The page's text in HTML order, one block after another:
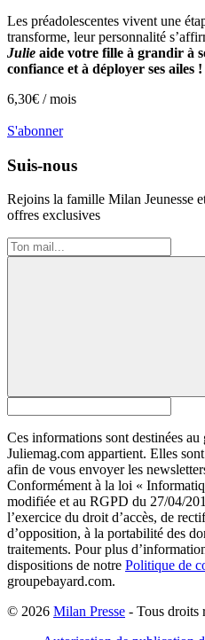
Les préadolescentes vivent une
transforme, leur personnalité
Julie aide votre fille à grandir à
confiance et à déployer ses ailes !
6,30€ /mois
S'abonner
Suis-nous
Rejoins la famille Milan Jeunesse
offres exclusives
Ces informations sont destinées
Juliemag.com appartient. Elles
afin de vous envoyer les
Conformément à la loi «
modifiée et au RGPD du 27/04/
l’exercice du droit d’accès, de
d’opposition, à la portabilité des
traitements. Pour plus
dispositions de notre Politique de
groupebayard.com.
© 2026 Milan Presse - Tous droits